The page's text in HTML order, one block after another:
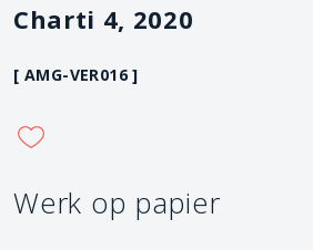
Charti 4, 2020
[ AMG-VER016 ]
Werk op papier